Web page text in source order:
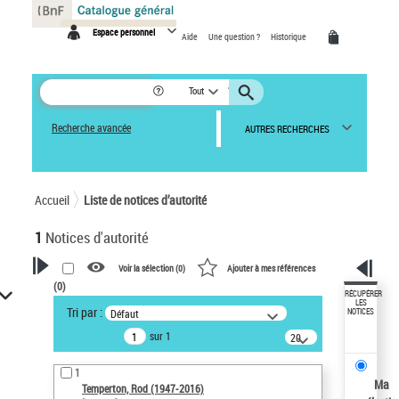
Espace personnel Aide Une question ? Historique
Tout
Recherche avancée AUTRES RECHERCHES
Accueil Liste de notices d’autorité
1 Notices d'autorité
VOTRE RECHERCHE
Recherche avancée dans les
notices d’autorité
Œuvres liées à l'auteur :
Temperton, Rod (1947-2016)
Voir la sélection (0) Ajouter à mes références
(0)
Tri par : Défaut
sur 1
20
résultats/page
1
Temperton, Rod (1947-2016)
RÉCUPÉRER
LES
NOTICES
Ma
Panneau de gestion des cookies